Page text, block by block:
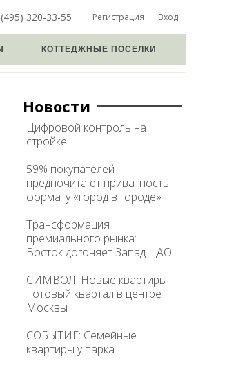
Регистрация Вход
320-33-55
КОТТЕДЖНЫЕ ПОСЕЛКИ
Новости
Цифровой контроль на
стройке
59% покупателей
предпочитают приватность
формату «город в городе»
Трансформация
премиального рынка:
Восток догоняет Запад ЦАО
СИМВОЛ: Новые квартиры.
Готовый квартал в центре
Москвы
СОБЫТИЕ: Семейные
квартиры у парка